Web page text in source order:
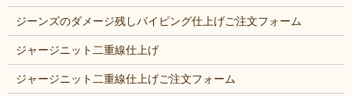
ジーンズのダメージ残しパイピング仕上げご注文フォーム
ジャージニット二重線仕上げ
ジャージニット二重線仕上げご注文フォーム